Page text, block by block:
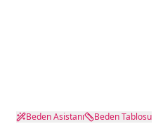
Beden Asistanı Beden Tablosu